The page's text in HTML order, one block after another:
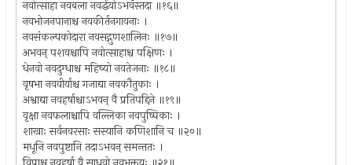
नवोत्साहा नवबला नवर्द्धयोऽभवँस्तदा ॥१६॥
नवभोजनपानाश्च नवकीर्तनगायनाः ।
नवसंकल्पकोदारा नवसद्गुणशालिनः ॥१७॥
अभवन् पशवश्चापि नवोत्साहाश्च पक्षिणः ।
धेनवो नवदुग्धाश्च महिष्यो नवतेजनाः ॥१८॥
वृषभा नववीर्याश्च गजाद्या नवकौतुकाः ।
अश्वाद्या नवहर्षाश्चाऽभवन् वै प्रतिपद्दिने ॥१९॥
वृक्षा नवफलाश्चापि वल्लिका नवपुष्पिकाः ।
शाखाः सर्वनवरसाः सस्यानि कणिशानि च ॥२०॥
मधूनि नवपुष्टानि तदाऽभवन् समन्ततः ।